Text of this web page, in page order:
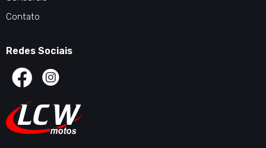
Contato
Redes Sociais